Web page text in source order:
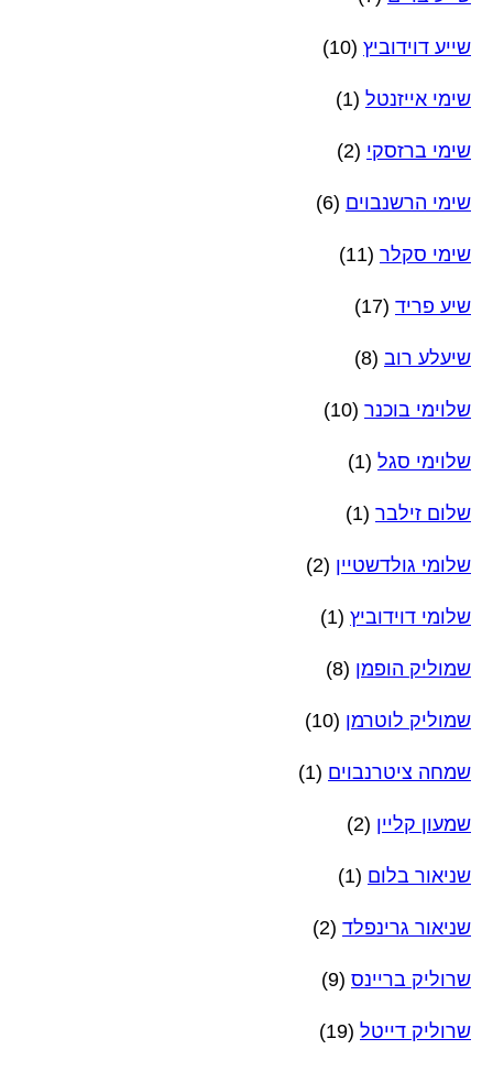
שייע דוידוביץ (10)
שימי אייזנטל (1)
שימי ברזסקי (2)
שימי הרשנבוים (6)
שימי סקלר (11)
שיע פריד (17)
שיעלע רוב (8)
שלוימי בוכנר (10)
שלוימי סגל (1)
שלום זילבר (1)
שלומי גולדשטיין (2)
שלומי דוידוביץ (1)
שמוליק הופמן (8)
שמוליק לוטרמן (10)
שמחה ציטרנבוים (1)
שמעון קליין (2)
שניאור בלום (1)
שניאור גרינפלד (2)
שרוליק בריינס (9)
שרוליק דייטל (19)